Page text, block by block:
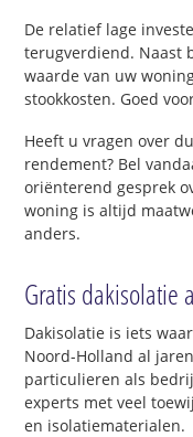
De relatief lage
terugverdiend. Naast
waarde van uw
stookkosten. Goed
Heeft u vragen over
rendement? Bel
oriënterend gesprek
woning is altijd
anders.
Gratis dakisolatie
Dakisolatie is iets
Noord-Holland al
particulieren als
experts met veel
en isolatiematerialen.